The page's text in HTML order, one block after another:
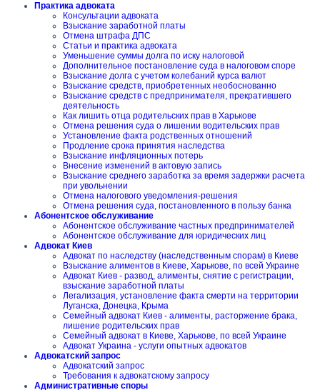
Практика адвоката
Консультации адвоката
Взыскание заработной платы
Отмена штрафа ДПС
Статьи и практика адвоката
Уменьшение суммы долга по иску налоговой
Дополнительное постановление суда в налоговом споре
Взыскание долга с учетом колебаний курса валют
Взыскание средств, приобретенных необоснованно
Взыскание средств с предпринимателя, прекратившего
деятельность
Как лишить отца родительских прав в Харькове
Отмена решения суда о лишении водительских прав
Установление факта родственных отношений
Продление срока принятия наследства
Взыскание инфляционных потерь
Внесение изменений в актовую запись
Взыскание среднего заработка за время задержки расчета
при увольнении
Отмена налогового уведомления-решения
Отмена решения суда, постановленного в пользу банка
Абонентское обслуживание
Абонентское обслуживание частных предпринимателей
Абонентское обслуживание для юридических лиц
Адвокат Киев
Адвокат по наследству (наследственным спорам) в Киеве
Взыскание алиментов в Киеве, Харькове, по всей Украине
Адвокат Киев - развод, алименты, снятие с регистрации,
взыскание заработной платы
Легализация, установление факта смерти на территории
Луганска, Донецка, Крыма
Семейный адвокат Киев - алименты, расторжение брака,
лишение родительских прав
Семейный адвокат в Киеве, Харькове, по всей Украине
Адвокат Украина - услуги опытных адвокатов
Адвокатский запрос
Адвокатский запрос
Требования к адвокатскому запросу
Административные споры